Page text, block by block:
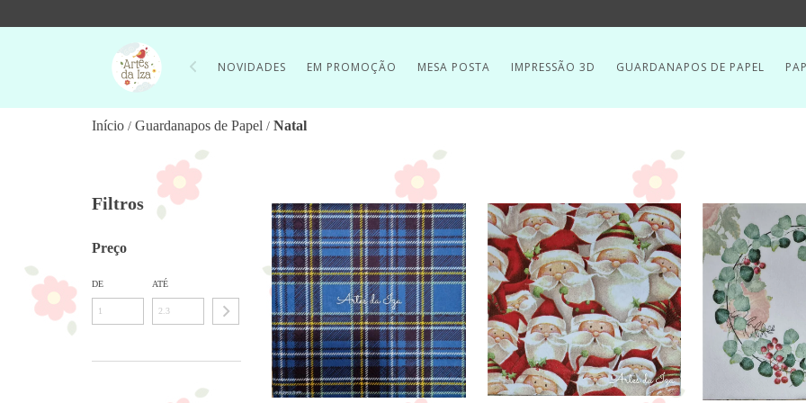
NOVIDADES EM PROMOÇÃO MESA POSTA IMPRESSÃO 3D GUARDANAPOS DE PAPEL
Início / Guardanapos de Papel / Natal
Filtros
Preço
DE ATÉ